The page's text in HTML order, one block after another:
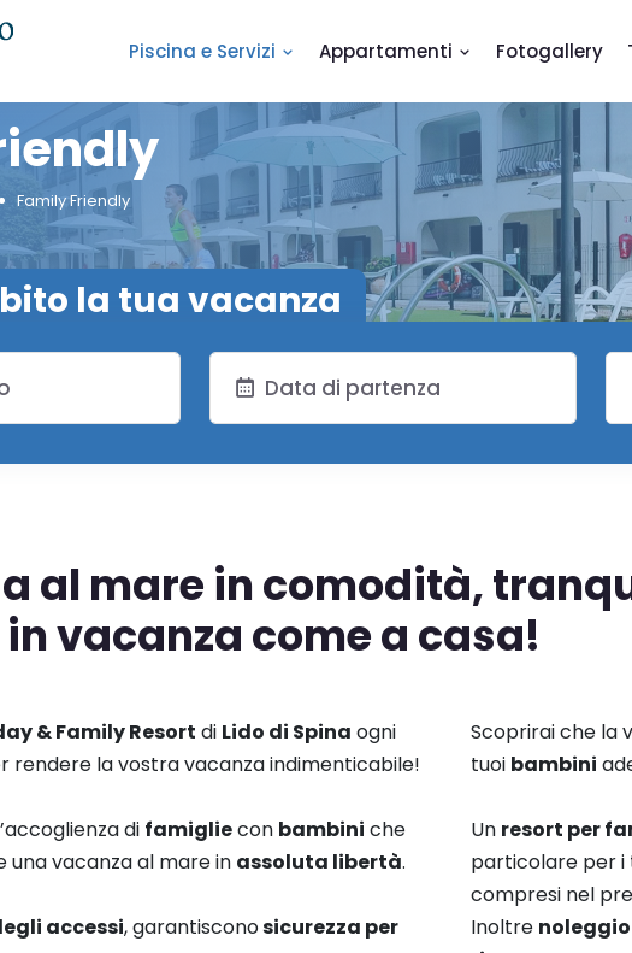
Piscina e Servizi Appartamenti Fotogallery
Family Friendly
la tua vacanza
al mare in comodità,
vacanza come a casa!
& Family Resort di Lido di Spina ogni
rendere la vostra vacanza indimenticabile!
di famigliecon bambini che
vacanza al mare in assoluta libertà.
accessi, garantisconosicurezza per
Scoprirai che la
tuoi bambini
Un resort per
particolare per i
compresi nel
Inoltre